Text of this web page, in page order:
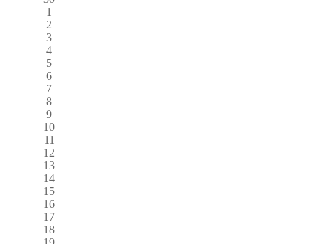
1
2
3
4
5
6
7
8
9
10
11
12
13
14
15
16
17
18